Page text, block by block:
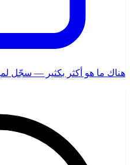
هناك ما هو أكثر بكثير — سجّل